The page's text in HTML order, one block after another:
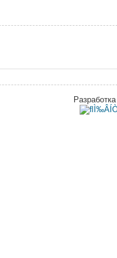
Разработка